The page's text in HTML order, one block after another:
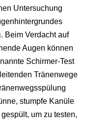
Untersuchung
. Beim Verdacht auf
Augen können
Schirmer-Test
Tränenwege
stumpfe Kanüle
um zu testen,